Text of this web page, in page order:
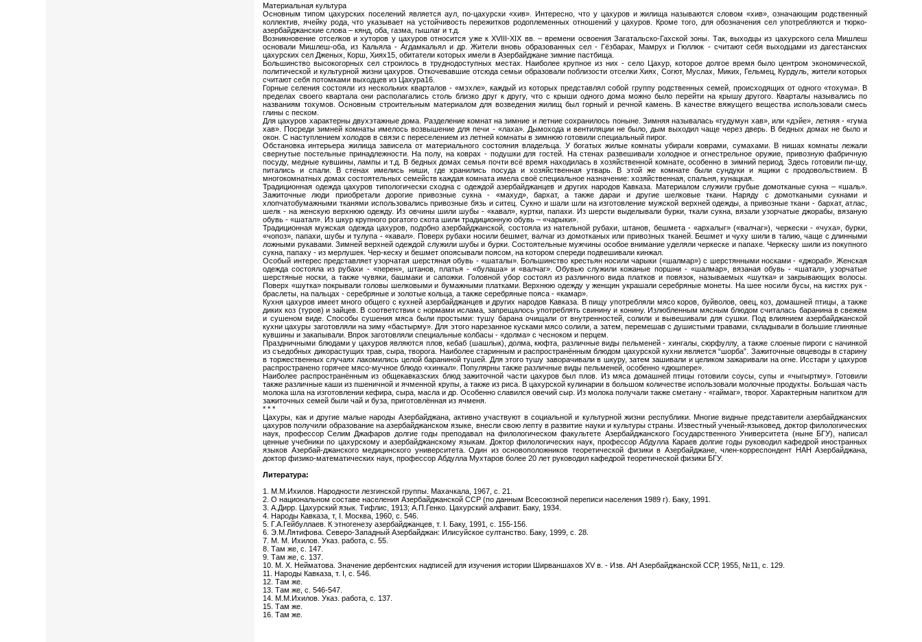
Материальная культура
Основным типом цахурских поселений является аул, по-цахурски «хив». Интересно, что у цахуров и жилища называются словом «хив», означающим родственный
коллектив, ячейку рода, что указывает на устойчивость пережитков родоплеменных отношений у цахуров. Кроме того, для обозначения сел употребляются и тюрко-
азербайджанские слова – кянд, оба, газма, гышлаг и т.д.
Возникновение отселков и хуторов у цахуров относится уже к XVIII-XIX вв. – времени освоения Загатальско-Гахской зоны. Так, выходцы из цахурского села Мишлеш
основали Мишлеш-оба, из Кальяла - Агдамкальял и др. Жители вновь образованных сел - Гёзбарах, Мамрух и Гюллюк - считают себя выходцами из дагестанских
цахурских сел Дженых, Корш, Хиях15, обитатели которых имели в Азербайджане зимние пастбища.
Большинство высокогорных сел строилось в труднодоступных местах. Наиболее крупное из них - село Цахур, которое долгое время было центром экономической,
политической и культурной жизни цахуров. Откочевавшие отсюда семьи образовали поблизости отселки Хиях, Согют, Муслах, Миких, Гельмец, Курдуль, жители которых
считают себя потомками выходцев из Цахура16.
Горные селения состояли из нескольких кварталов - «мэхле», каждый из которых представлял собой группу родственных семей, происходящих от одного «тохума». В
пределах своего квартала они располагались столь близко друг к другу, что с крыши одного дома можно было перейти на крышу другого. Кварталы назывались по
названиям тохумов. Основным строительным материалом для возведения жилищ был горный и речной камень. В качестве вяжущего вещества использовали смесь
глины с песком.
Для цахуров характерны двухэтажные дома. Разделение комнат на зимние и летние сохранилось поныне. Зимняя называлась «гудумун хав», или «дэйе», летняя - «гума
хав». Посреди зимней комнаты имелось возвышение для печи - «лаха». Дымохода и вентиляции не было, дым выходил чаще через дверь. В бедных домах не было и
окон. С наступлением холодов в связи с переселением из летней комнаты в зимнюю готовили специальный пирог.
Обстановка интерьера жилища зависела от материального состояния владельца. У богатых жилые комнаты убирали коврами, сумахами. В нишах комнаты лежали
свернутые постельные принадлежности. На полу, на коврах - подушки для гостей. На стенах развешивали холодное и огнестрельное оружие, привозную фабричную
посуду, медные кувшины, лампы и т.д. В бедных домах семья почти всё время находилась в хозяйственной комнате, особенно в зимний период. Здесь готовили пи-щу,
питались и спали. В стенах имелись ниши, где хранились посуда и хозяйственная утварь. В этой же комнате были сундуки и ящики с продовольствием. В
многокомнатных домах состоятельных семейств каждая комната имела своё специальное назначение: хозяйственная, спальня, кунацкая.
Традиционная одежда цахуров типологически сходна с одеждой азербайджанцев и других народов Кавказа. Материалом служили грубые домотканые сукна – «шаль».
Зажиточные люди приобретали дорогие привозные сукна - «махуд», бархат, а также дараи и другие шелковые ткани. Наряду с домоткаными сукнами и
хлопчатобумажными тканями использовались привозные бязь и ситец. Сукно и шали шли на изготовление мужской верхней одежды, а привозные ткани - бархат, атлас,
шелк - на женскую верхнюю одежду. Из овчины шили шубы - «кавал», куртки, папахи. Из шерсти выделывали бурки, ткали сукна, вязали узорчатые джорабы, вязаную
обувь - «шатал». Из шкур крупного рогатого скота шили традиционную обувь – «чарыки».
Традиционная мужская одежда цахуров, подобно азербайджанской, состояла из нательной рубахи, штанов, бешмета - «архалыг» («валчаг»), черкески - «чуха», бурки,
«чопоз», папахи, шубы и тулупа - «кавал». Поверх рубахи носили бешмет, валчаг из домотканых или привозных тканей. Бешмет и чуху шили в талию, чаще с длинными
ложными рукавами. Зимней верхней одеждой служили шубы и бурки. Состоятельные мужчины особое внимание уделяли черкеске и папахе. Черкеску шили из покупного
сукна, папаху - из мерлушек. Чер-кеску и бешмет опоясывали поясом, на котором спереди подвешивали кинжал.
Особый интерес представляет узорчатая шерстяная обувь - «шаталы». Большинство крестьян носили чарыки («шалмар») с шерстянными носками - «джораб». Женская
одежда состояла из рубахи - «перен», штанов, платья - «булаша» и «валчаг». Обувью служили кожаные поршни - «шалмар», вязаная обувь - «шатал», узорчатые
шерстяные носки, а также чувяки, башмаки и сапожки. Головной убор состоял из различного вида платков и повязок, называемых «шутка» и закрывающих волосы.
Поверх «шутка» покрывали головы шелковыми и бумажными платками. Верхнюю одежду у женщин украшали серебряные монеты. На шее носили бусы, на кистях рук -
браслеты, на пальцах - серебряные и золотые кольца, а также серебряные пояса - «камар».
Кухня цахуров имеет много общего с кухней азербайджанцев и других народов Кавказа. В пищу употребляли мясо коров, буйволов, овец, коз, домашней птицы, а также
диких коз (туров) и зайцев. В соответствии с нормами ислама, запрещалось употреблять свинину и конину. Излюбленным мясным блюдом считалась баранина в свежем
и сушеном виде. Способы сушения мяса были простыми: тушу барана очищали от внутренностей, солили и вывешивали для сушки. Под влиянием азербайджанской
кухни цахуры заготовляли на зиму «бастырму». Для этого нарезанное кусками мясо солили, а затем, перемешав с душистыми травами, складывали в большие глиняные
кувшины и закапывали. Впрок заготовляли специальные колбасы - «долма» с чесноком и перцем.
Праздничными блюдами у цахуров являются плов, кебаб (шашлык), долма, кюфта, различные виды пельменей - хингалы, сюрфуллу, а также слоеные пироги с начинкой
из съедобных дикорастущих трав, сыра, творога. Наиболее старинным и распространённым блюдом цахурской кухни является “шорба”. Зажиточные овцеводы в старину
в торжественных случаях лакомились целой бараниной тушей. Для этого тушу заворачивали в шкуру, затем зашивали и целиком зажаривали на огне. Исстари у цахуров
распространено горячее мясо-мучное блюдо «хинкал». Популярны также различные виды пельменей, особенно «дюшпере».
Наиболее распространённым из общекавказских блюд зажиточной части цахуров был плов. Из мяса домашней птицы готовили соусы, супы и «чыгыртму». Готовили
также различные каши из пшеничной и ячменной крупы, а также из риса. В цахурской кулинарии в большом количестве использовали молочные продукты. Большая часть
молока шла на изготовлении кефира, сыра, масла и др. Особенно славился овечий сыр. Из молока получали также сметану - «гаймаг», творог. Характерным напитком для
зажиточных семей были чай и буза, приготовлённая из ячменя.
* * *
Цахуры, как и другие малые народы Азербайджана, активно участвуют в социальной и культурной жизни республики. Многие видные представители азербайджанских
цахуров получили образование на азербайджанском языке, внесли свою лепту в развитие науки и культуры страны. Известный ученый-языковед, доктор филологических
наук, профессор Селим Джафаров долгие годы преподавал на филологическом факультете Азербайджанского Государственного Университета (ныне БГУ), написал
ценные учебники по цахурскому и азербайджанскому языкам. Доктор филологических наук, профессор Абдулла Караев долгие годы руководил кафедрой иностранных
языков Азербай-джанского медицинского университета. Один из основоположников теоретической физики в Азербайджане, член-корреспондент НАН Азербайджана,
доктор физико-математических наук, профессор Абдулла Мухтаров более 20 лет руководил кафедрой теоретической физики БГУ.
Литература:
1. М.М.Ихилов. Народности лезгинской группы. Махачкала, 1967, с. 21.
2. О национальном составе населения Азербайджанской ССР (по данным Всесоюзной переписи населения 1989 г). Баку, 1991.
3. А.Дирр. Цахурский язык. Тифлис, 1913; А.П.Генко. Цахурский алфавит. Баку, 1934.
4. Народы Кавказа, т, I. Москва, 1960, с. 546.
5. Г.А.Гейбуллаев. К этногенезу азербайджанцев, т. I. Баку, 1991, с. 155-156.
6. Э.М.Лятифова. Северо-Западный Азербайджан: Илисуйское султанство. Баку, 1999, с. 28.
7. М. М. Ихилов. Указ. работа, с. 55.
8. Там же, с. 147.
9. Там же, с. 137.
10. М. Х. Нейматова. Значение дербентских надписей для изучения истории Ширваншахов XV в. - Изв. АН Азербайджанской ССР, 1955, №11, с. 129.
11. Народы Кавказа, т. I, с. 546.
12. Там же.
13. Там же, с. 546-547.
14. М.М.Ихилов. Указ. работа, с. 137.
15. Там же.
16. Там же.